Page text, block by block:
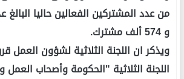
من عدد المشتركين الفعالين حاليا
و 574 ألف مشترك.
ويذكر ان اللجنة الثلاثية لشؤون العمل
اللجنة الثلاثية "الحكومة وأصحاب العمل